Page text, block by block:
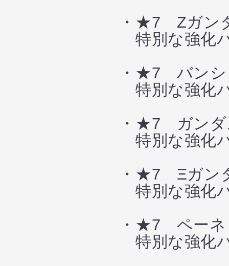
・★7 Zガンダ
特別な強化パ
・★7 バンシ
特別な強化パ
・★7 ガンダ
特別な強化パ
・★7 Ξガン
特別な強化パ
・★7 ペーネ
特別な強化パ